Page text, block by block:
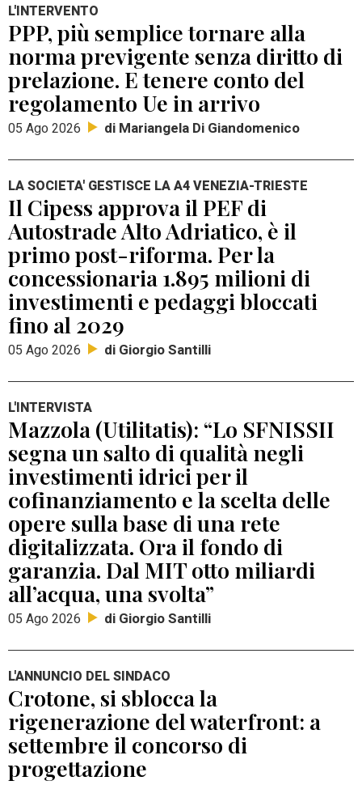
L'INTERVENTO
PPP, più semplice tornare alla
norma previgente senza diritto di
prelazione. E tenere conto del
regolamento Ue in arrivo
05 Ago 2026 di Mariangela Di Giandomenico
LA SOCIETA' GESTISCE LA A4 VENEZIA-TRIESTE
Il Cipess approva il PEF di
Autostrade Alto Adriatico, è il
primo post-riforma. Per la
concessionaria 1.895 milioni di
investimenti e pedaggi bloccati
fino al 2029
05 Ago 2026 di Giorgio Santilli
L'INTERVISTA
Mazzola (Utilitatis): “Lo SFNISSII
segna un salto di qualità negli
investimenti idrici per il
cofinanziamento e la scelta delle
opere sulla base di una rete
digitalizzata. Ora il fondo di
garanzia. Dal MIT otto miliardi
all’acqua, una svolta”
05 Ago 2026 di Giorgio Santilli
L'ANNUNCIO DEL SINDACO
Crotone, si sblocca la
rigenerazione del waterfront: a
settembre il concorso di
progettazione